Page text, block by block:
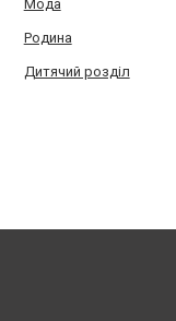
Мода
Родина
Дитячий розділ